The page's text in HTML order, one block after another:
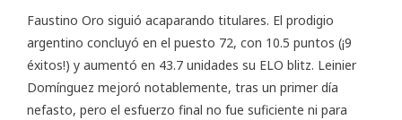
Faustino Oro siguió acaparando titulares. El prodigio
argentino concluyó en el puesto 72, con 10.5 puntos (¡9
éxitos!) y aumentó en 43.7 unidades su ELO blitz. Leinier
Domínguez mejoró notablemente, tras un primer día
nefasto, pero el esfuerzo final no fue suficiente ni para